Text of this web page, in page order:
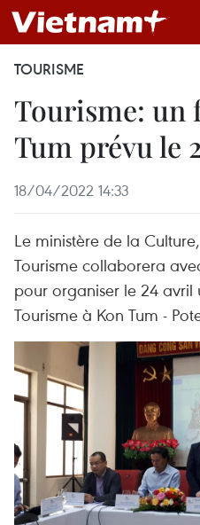
TOURISME
Tourisme: un
Tum prévu le
18/04/2022 14:33
Le ministère de la
Tourisme collaborera
pour organiser le 24 avril
Tourisme à Kon Tum -